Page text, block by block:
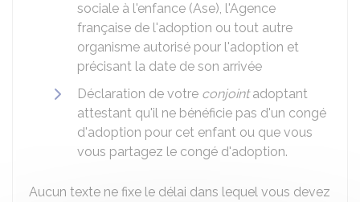
sociale à l'enfance (Ase), l'Agence
française de l'adoption ou tout autre
organisme autorisé pour l'adoption et
précisant la date de son arrivée
Déclaration de votre conjointadoptant
attestant qu'il ne bénéficie pas d'un congé
d'adoption pour cet enfant ou que vous
vous partagez le congé d'adoption.
Aucun texte ne fixe le délai dans lequel vous devez